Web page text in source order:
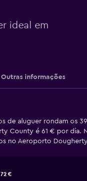
ideal em
Outras informações
de aluguer rondam os
County é 61 € por dia.
no Aeroporto
72 €